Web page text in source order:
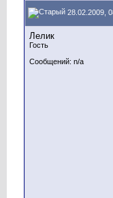
28.02.2009,
Лелик
Гость
Сообщений: n/a